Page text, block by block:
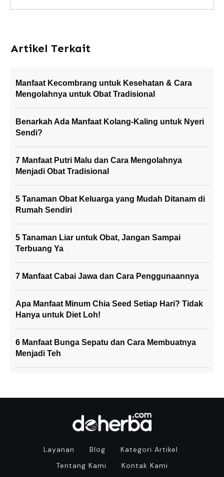
Artikel Terkait
Manfaat Kecombrang untuk Kesehatan & Cara
Mengolahnya untuk Obat Tradisional
Benarkah Ada Manfaat Kolang-Kaling untuk Nyeri
Sendi?
7 Manfaat Putri Malu dan Cara Mengolahnya
Menjadi Obat Tradisional
5 Tanaman Obat Keluarga yang Mudah Ditanam di
Rumah Sendiri
5 Tanaman Liar untuk Obat, Jangan Sampai
Terbuang Ya
7 Manfaat Cabai Jawa dan Cara Penggunaannya
Apa Manfaat Minum Chia Seed Setiap Hari? Tidak
Hanya untuk Diet Loh!
6 Manfaat Bunga Sepatu dan Cara Membuatnya
Menjadi Teh
Layanan Blog
Kategori Artikel
Tentang Kami
Kontak Kami